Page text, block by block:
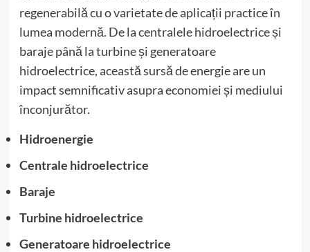
regenerabilă cu o varietate de aplicații practice în
lumea modernă. De la centralele hidroelectrice și
baraje până la turbine și generatoare
hidroelectrice, această sursă de energie are un
impact semnificativ asupra economiei și mediului
înconjurător.
Hidroenergie
Centrale hidroelectrice
Baraje
Turbine hidroelectrice
Generatoare hidroelectrice